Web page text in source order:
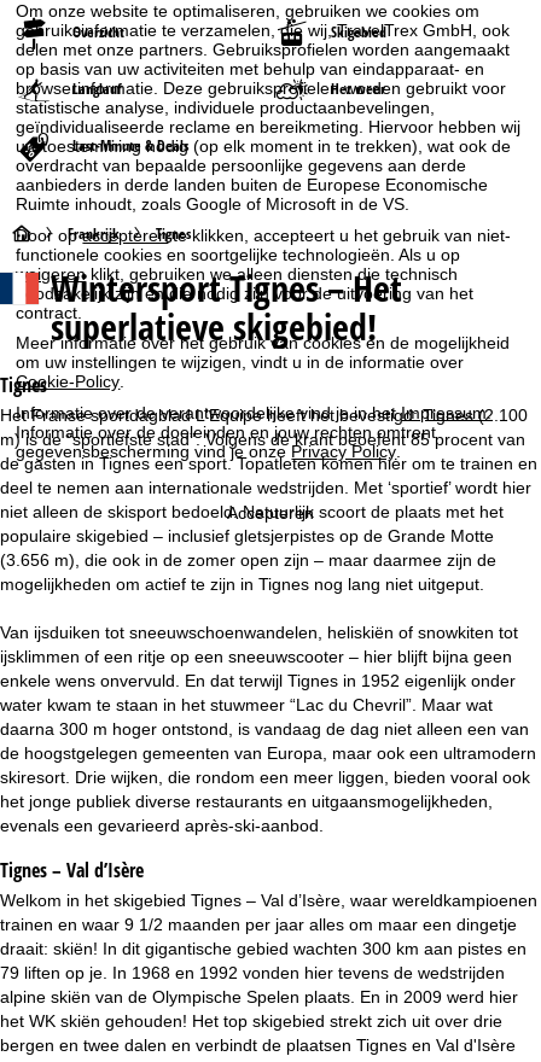
Om onze website te optimaliseren, gebruiken we cookies om
gebruiksinformatie te verzamelen, die wij, TravelTrex GmbH, ook
delen met onze partners. Gebruiksprofielen worden aangemaakt
op basis van uw activiteiten met behulp van eindapparaat- en
browserinformatie. Deze gebruiksprofielen worden gebruikt voor
statistische analyse, individuele productaanbevelingen,
geïndividualiseerde reclame en bereikmeting. Hiervoor hebben wij
uw toestemming nodig (op elk moment in te trekken), wat ook de
overdracht van bepaalde persoonlijke gegevens aan derde
aanbieders in derde landen buiten de Europese Economische
Ruimte inhoudt, zoals Google of Microsoft in de VS.
Door opaccepterente klikken, accepteert u het gebruik van niet-
functionele cookies en soortgelijke technologieën. Als u op
weigerenklikt, gebruiken we alleen diensten die technisch
noodzakelijk zijn en die nodig zijn voor de uitvoering van het
contract.
Meer informatie over het gebruik van cookies en de mogelijkheid
om uw instellingen te wijzigen, vindt u in de informatie over
Cookie-Policy
Informatie over de verantwoordelijke vind je in hetImpressum.
Informatie over de doeleinden en jouw rechten omtrent
gegevensbescherming vind je onzePrivacy Policy.
Accepteren
Overzicht Skigebied
Langlauf Het weer
Last-Minute & Deals
S
t
r
t
p
a
g
i
n
a
Frankrijk Tignes
WintersportTignes – Het
superlatieve skigebied!
Tignes
Het Franse sportdagblad L'Equipe heeft het bevestigd: Tignes (2.100
m) is de “sportiefste stad”. Volgens de krant beoefent 85 procent van
de gasten in Tignes een sport. Topatleten komen hier om te trainen en
deel te nemen aan internationale wedstrijden. Met ‘sportief’ wordt hier
niet alleen de skisport bedoeld. Natuurlijk scoort de plaats met het
populaire skigebied – inclusief gletsjerpistes op de Grande Motte
(3.656 m), die ook in de zomer open zijn – maar daarmee zijn de
mogelijkheden om actief te zijn in Tignes nog lang niet uitgeput.
Van ijsduiken tot sneeuwschoenwandelen, heliskiën of snowkiten tot
ijsklimmen of een ritje op een sneeuwscooter – hier blijft bijna geen
enkele wens onvervuld. En dat terwijl Tignes in 1952 eigenlijk onder
water kwam te staan in het stuwmeer “Lac du Chevril”. Maar wat
daarna 300 m hoger ontstond, is vandaag de dag niet alleen een van
de hoogstgelegen gemeenten van Europa, maar ook een ultramodern
skiresort. Drie wijken, die rondom een meer liggen, bieden vooral ook
het jonge publiek diverse restaurants en uitgaansmogelijkheden,
evenals een gevarieerd après-ski-aanbod.
Tignes – Val d’Isère
Welkom in het skigebied Tignes – Val d’Isère, waar wereldkampioenen
trainen en waar 9 1/2 maanden per jaar alles om maar een dingetje
draait: skiën! In dit gigantische gebied wachten 300 km aan pistes en
79 liften op je. In 1968 en 1992 vonden hier tevens de wedstrijden
alpine skiën van de Olympische Spelen plaats. En in 2009 werd hier
het WK skiën gehouden! Het top skigebied strekt zich uit over drie
bergen en twee dalen en verbindt de plaatsen Tignes en Val d'Isère